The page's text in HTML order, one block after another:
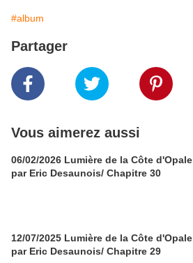
#album
Partager
Vous aimerez aussi
06/02/2026 Lumière de la Côte d'Opale
par Eric Desaunois/ Chapitre 30
12/07/2025 Lumière de la Côte d'Opale
par Eric Desaunois/ Chapitre 29